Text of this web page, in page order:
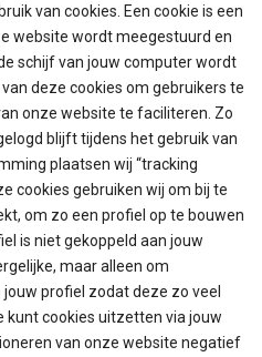
van cookies. Een cookie is een
website wordt meegestuurd en
schijf van jouw computer wordt
deze cookies om gebruikers te
onze website te faciliteren. Zo
blijft tijdens het gebruik van
plaatsen wij “tracking
cookies gebruiken wij om bij te
om zo een profiel op te bouwen
is niet gekoppeld aan jouw
maar alleen om
profiel zodat deze zo veel
kunt cookies uitzetten via jouw
van onze website negatief